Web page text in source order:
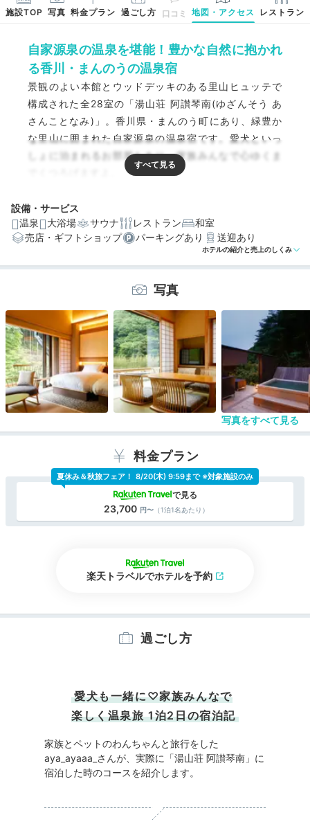
施設TOP 写真 料金プラン 過ごし方 口コミ 地図・アクセス レストラン
自家源泉の温泉を堪能！豊かな自然に抱かれ
る香川・まんのうの温泉宿
景観のよい本館とウッドデッキのある里山ヒュッテで
構成された全28室の「湯山荘 阿讃琴南(ゆざんそう あ
さんことなみ)」。香川県・まんのう町にあり、緑豊か
な里山に囲まれた自家源泉の温泉宿です。愛犬といっ
しょに泊まれるお部屋もあり、家族みんなで心ゆくま
編集部おすすめの３つのポイント
温泉露天風呂付客室や愛犬OKの里山ヒュッテなど、選べ
る客室
讃岐コーチンや阿波尾鶏など地元の食材を中心にした美
食の数々
設備・サービス
温泉
大浴場 サウナ レストラン
和室
売店・ギフトショップ
パーキングあり 送迎あり
ホテルの紹介と売上のしくみ
写真
写真をすべて見る
料金プラン
23,700 （1泊1名あたり）
夏休み＆秋旅フェア！ 8/20(木) 9:59まで ※対象施設のみ
楽天トラベルでホテルを予約
過ごし方
愛犬も一緒に♡家族みんなで
楽しく温泉旅 1泊2日の宿泊記
家族とペットのわんちゃんと旅行をした
aya_ayaaa_さんが、実際に「湯山荘 阿讃琴南」に
宿泊した時のコースを紹介します。